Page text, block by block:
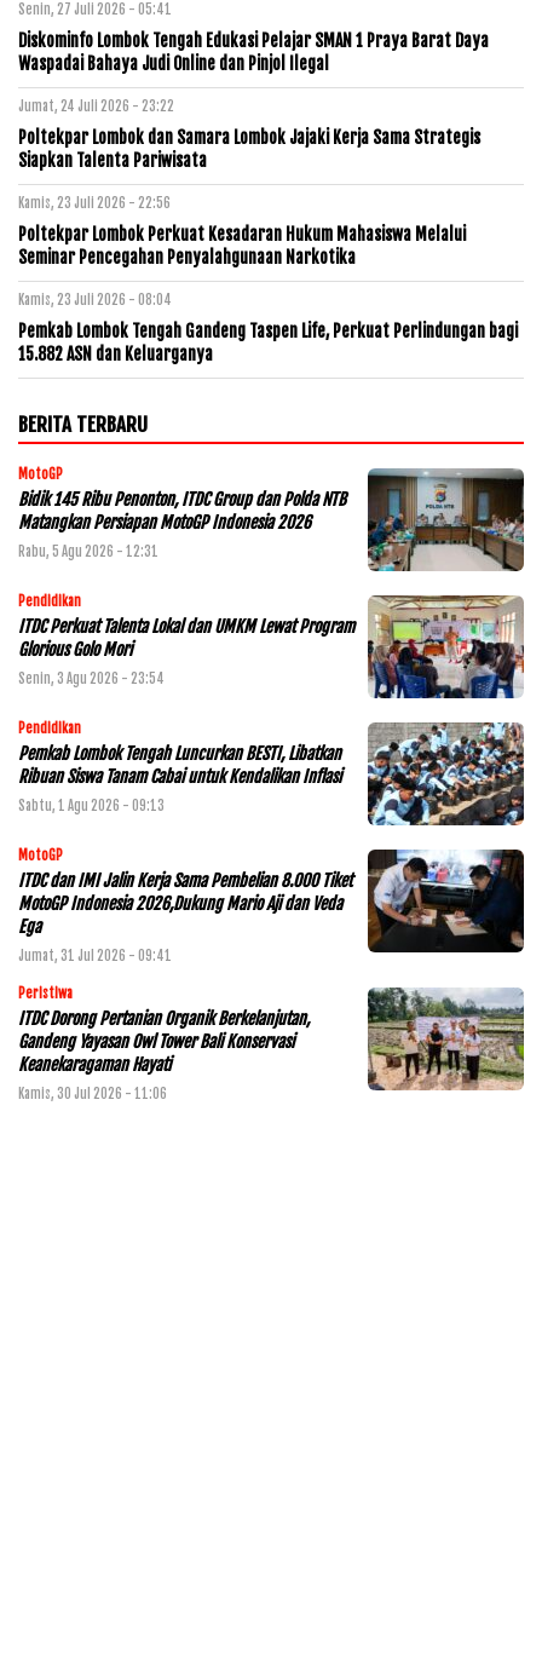
Senin, 27 Juli 2026 - 05:41
Diskominfo Lombok Tengah Edukasi Pelajar SMAN 1 Praya Barat Daya
Waspadai Bahaya Judi Online dan Pinjol Ilegal
Jumat, 24 Juli 2026 - 23:22
Poltekpar Lombok dan Samara Lombok Jajaki Kerja Sama Strategis
Siapkan Talenta Pariwisata
Kamis, 23 Juli 2026 - 22:56
Poltekpar Lombok Perkuat Kesadaran Hukum Mahasiswa Melalui
Seminar Pencegahan Penyalahgunaan Narkotika
Kamis, 23 Juli 2026 - 08:04
Pemkab Lombok Tengah Gandeng Taspen Life, Perkuat Perlindungan bagi
15.882 ASN dan Keluarganya
BERITA TERBARU
MotoGP
Bidik 145 Ribu Penonton, ITDC Group dan Polda NTB
Matangkan Persiapan MotoGP Indonesia 2026
Rabu, 5 Agu 2026 - 12:31
Pendidikan
ITDC Perkuat Talenta Lokal dan UMKM Lewat Program
Glorious Golo Mori
Senin, 3 Agu 2026 - 23:54
Pendidikan
Pemkab Lombok Tengah Luncurkan BESTI, Libatkan
Ribuan Siswa Tanam Cabai untuk Kendalikan Inflasi
Sabtu, 1 Agu 2026 - 09:13
MotoGP
ITDC dan IMI Jalin Kerja Sama Pembelian 8.000 Tiket
MotoGP Indonesia 2026,Dukung Mario Aji dan Veda
Ega
Jumat, 31 Jul 2026 - 09:41
Peristiwa
ITDC Dorong Pertanian Organik Berkelanjutan,
Gandeng Yayasan Owl Tower Bali Konservasi
Keanekaragaman Hayati
Kamis, 30 Jul 2026 - 11:06